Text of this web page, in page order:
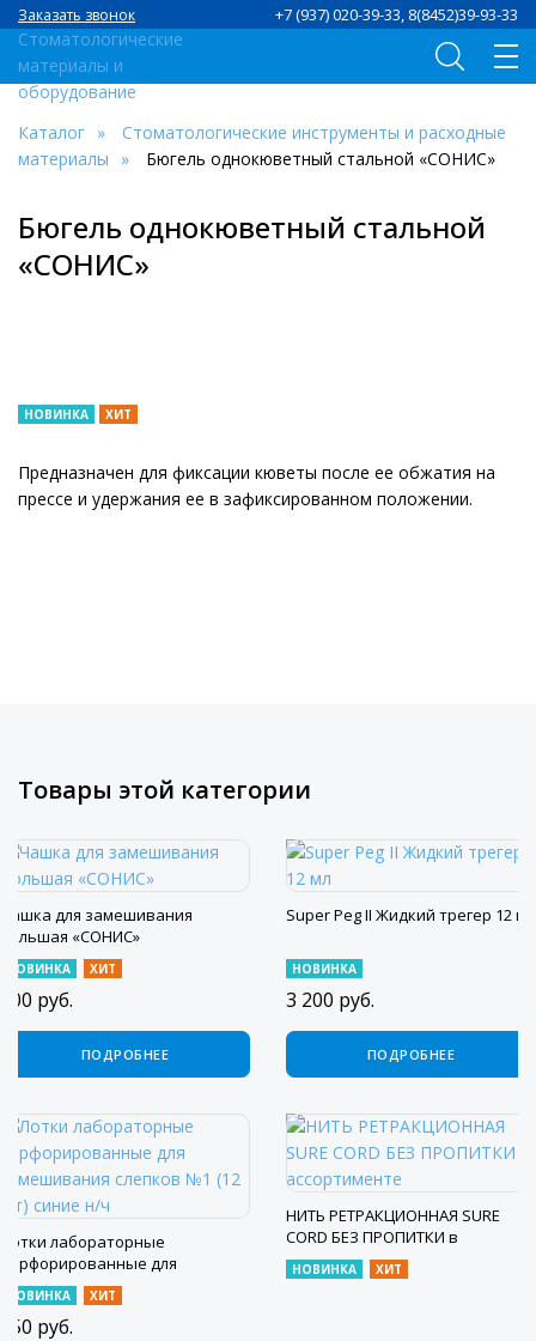
+7 (937) 020-39-33, 8(8452)39-93-33
Заказать звонок
Каталог
Стоматологические инструменты и расходные
материалы
Бюгель однокюветный стальной «СОНИС»
Бюгель однокюветный стальной
«СОНИС»
НОВИНКА ХИТ
Предназначен для фиксации кюветы после ее обжатия на
прессе и удержания ее в зафиксированном положении.
Товары этой категории
Чашка для замешивания
большая «СОНИС»
НОВИНКА ХИТ
300 руб.
ПОДРОБНЕЕ
Super Peg II Жидкий трегер 12 мл
НОВИНКА
3 200 руб.
ПОДРОБНЕЕ
Лотки лабораторные
перфорированные для
замешивания слепков №1 (12
шт) синие н/ч
НОВИНКА ХИТ
450 руб.
НИТЬ РЕТРАКЦИОННАЯ SURE
CORD БЕЗ ПРОПИТКИ в
ассортименте
НОВИНКА ХИТ